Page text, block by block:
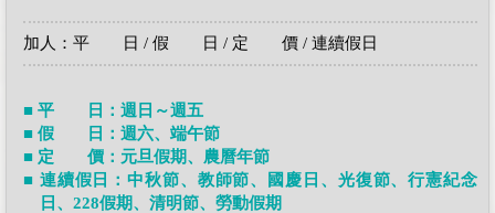
加人：平 日 / 假 日 / 定 價 / 連續假日
■ 平 日：週日～週五
■ 假 日：週六、端午節
■ 定 價：元旦假期、農曆年節
■ 連續假日：中秋節、教師節、國慶日、光復節、行憲紀念
日、228假期、清明節、勞動假期